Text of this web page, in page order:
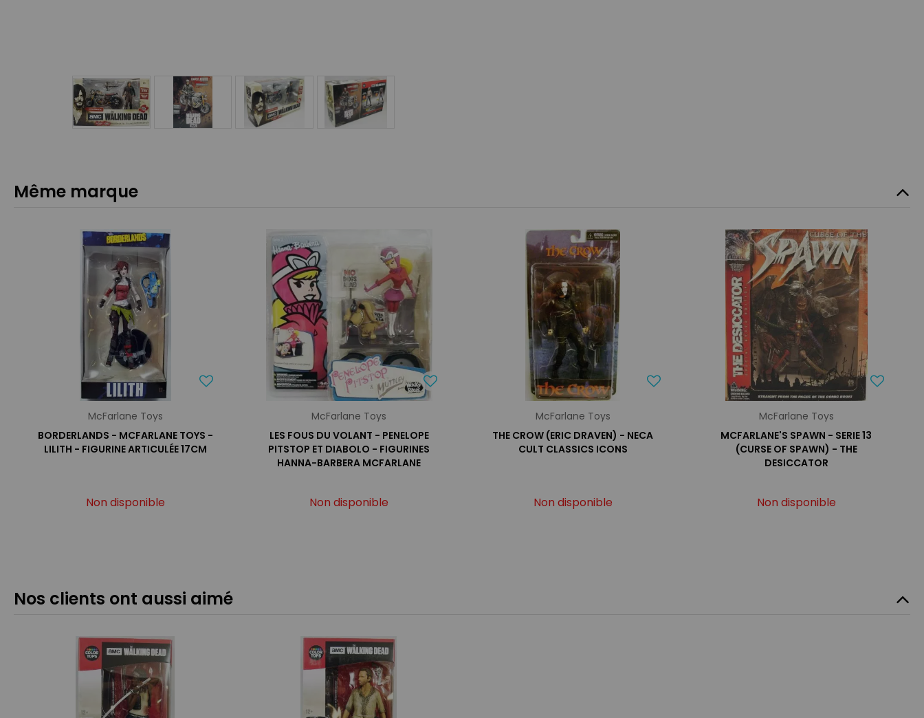
Même marque
McFarlane Toys
BORDERLANDS - MCFARLANE TOYS -
LILITH - FIGURINE ARTICULÉE 17CM
Non disponible
McFarlane Toys
LES FOUS DU VOLANT - PENELOPE
PITSTOP ET DIABOLO - FIGURINES
HANNA-BARBERA MCFARLANE
Non disponible
McFarlane Toys
THE CROW (ERIC DRAVEN) - NECA
CULT CLASSICS ICONS
Non disponible
McFarlane Toys
MCFARLANE'S SPAWN - SERIE 13
(CURSE OF SPAWN) - THE
DESICCATOR
Non disponible
Nos clients ont aussi aimé